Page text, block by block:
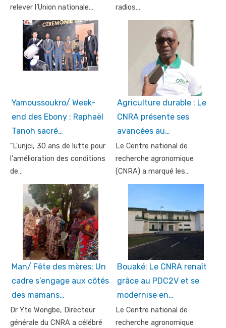
relever l’Union nationale…
radios…
Yamoussoukro/ Week-
end des Ebony : Raphaël
Tanoh sacré…
"L'unjci, 30 ans de lutte pour
l'amélioration des conditions
de…
Agriculture durable : Le
CNRA présente ses
avancées au…
Le Centre national de
recherche agronomique
(CNRA) a marqué les…
Man/ Fête des mères: Un
cadre s’engage aux côtés
des mamans…
Dr Yte Wongbe, Directeur
générale du CNRA a célébré
Bouaké: Le CNRA renaît
grâce au PDC2V et se
modernise en…
Le Centre national de
recherche agronomique